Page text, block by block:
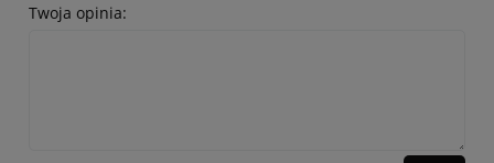
Twoja opinia: